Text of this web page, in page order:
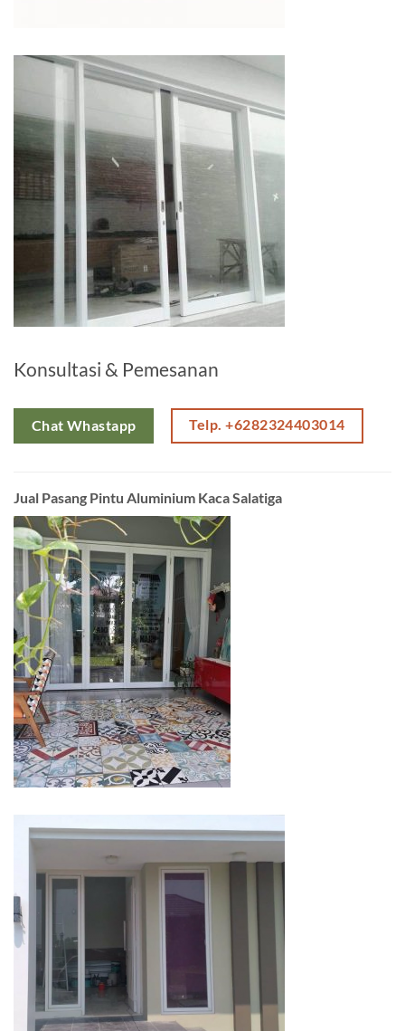
Konsultasi & Pemesanan
Chat Whastapp Telp. +6282324403014
Jual Pasang Pintu Aluminium Kaca Salatiga